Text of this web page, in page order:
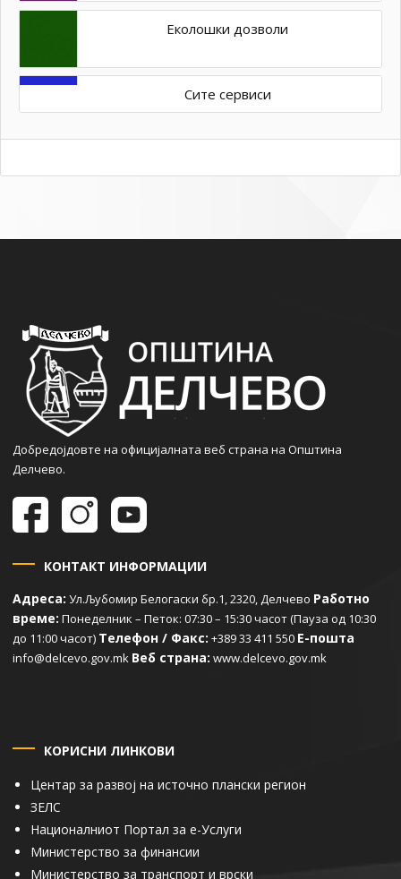
Еколошки дозволи
Сите сервиси
Добредојдовте на официјалната веб страна на Општина
Делчево.
КОНТАКТ ИНФОРМАЦИИ
Адреса: Ул.Љубомир Белогаски бр.1, 2320, Делчево Работно
време: Понеделник – Петок: 07:30 – 15:30 часот (Пауза од 10:30
до 11:00 часот) Телефон / Факс: +389 33 411 550 Е-пошта
info@delcevo.gov.mk Веб страна: www.delcevo.gov.mk
КОРИСНИ ЛИНКОВИ
Центар за развој на источно плански регион
ЗЕЛС
Националниот Портал за е-Услуги
Министерство за финансии
Министерство за транспорт и врски